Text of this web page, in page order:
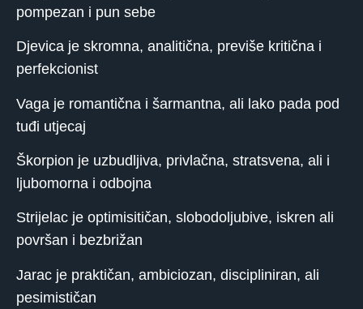
pompezan i pun sebe
Djevica je skromna, analitična, previše kritična i
perfekcionist
Vaga je romantična i šarmantna, ali lako pada pod
tuđi utjecaj
Škorpion je uzbudljiva, privlačna, stratsvena, ali i
ljubomorna i odbojna
Strijelac je optimisitičan, slobodoljubive, iskren ali
površan i bezbrižan
Jarac je praktičan, ambiciozan, discipliniran, ali
pesimističan